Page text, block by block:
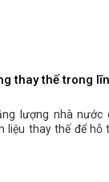
thay thế trong
lượng nhà nước
liệu thay thế để hỗ